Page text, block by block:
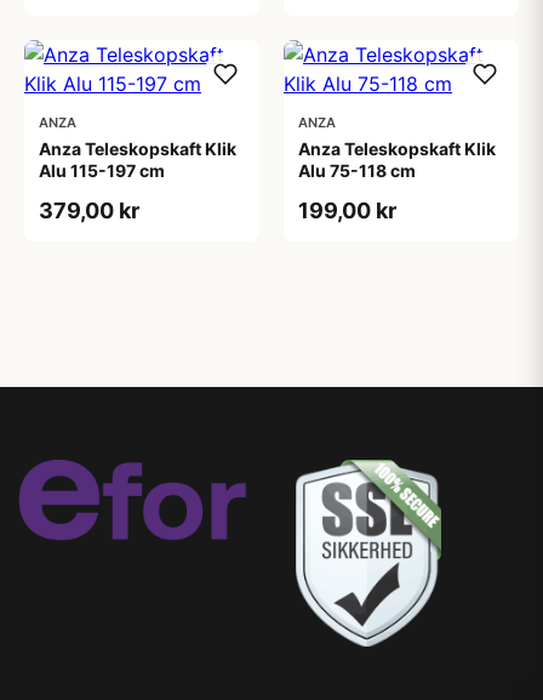
ANZA
Anza Teleskopskaft Klik
Alu 115-197 cm
379,00 kr
ANZA
Anza Teleskopskaft Klik
Alu 75-118 cm
199,00 kr